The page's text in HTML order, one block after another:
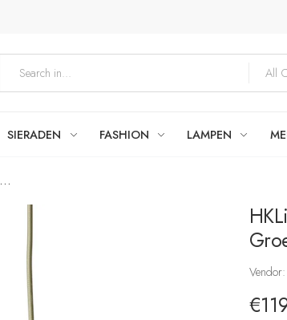
SIERADEN FASHION LAMPEN
HKLiving Hanglamp Bulb pendant...
Vendor: